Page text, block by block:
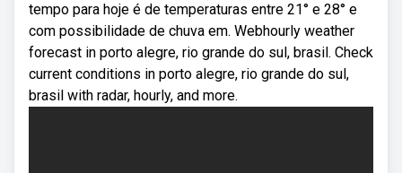
tempo para hoje é de temperaturas entre 21° e 28° e
com possibilidade de chuva em. Webhourly weather
forecast in porto alegre, rio grande do sul, brasil. Check
current conditions in porto alegre, rio grande do sul,
brasil with radar, hourly, and more.